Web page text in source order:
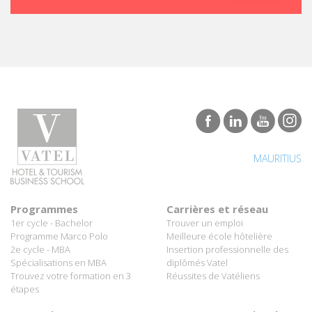
MAURITIUS
Programmes
1er cycle - Bachelor
Programme Marco Polo
2e cycle - MBA
Spécialisations en MBA
Trouvez votre formation en 3
étapes
Carrières et réseau
Trouver un emploi
Meilleure école hôtelière
Insertion professionnelle des
diplômés Vatel
Réussites de Vatéliens